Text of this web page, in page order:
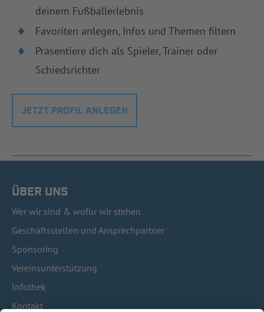
deinem Fußballerlebnis
Favoriten anlegen, Infos und Themen filtern
Präsentiere dich als Spieler, Trainer oder
Schiedsrichter
JETZT PROFIL ANLEGEN
ÜBER UNS
Wer wir sind & wofür wir stehen
Geschäftsstellen und Ansprechpartner
Sponsoring
Vereinsunterstützung
Infothek
Kontakt